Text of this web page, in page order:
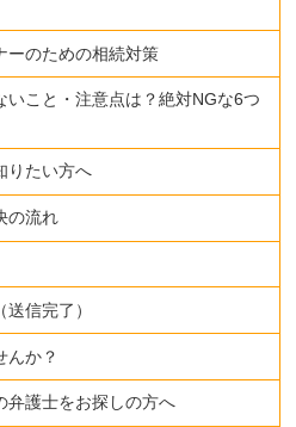
ーのための相続対策
いこと・注意点は？絶対NGな6つ
りたい方へ
の流れ
信完了）
んか？
弁護士をお探しの方へ